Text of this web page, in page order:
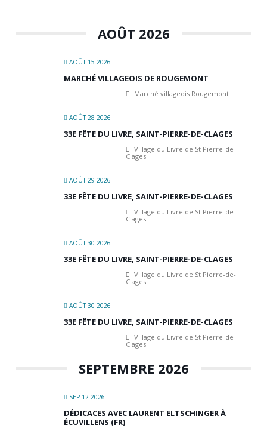
AOÛT 2026
AOÛT 15 2026
MARCHÉ VILLAGEOIS DE ROUGEMONT
Marché villageois Rougemont
AOÛT 28 2026
33E FÊTE DU LIVRE, SAINT-PIERRE-DE-CLAGES
Village du Livre de St Pierre-de-
Clages
AOÛT 29 2026
33E FÊTE DU LIVRE, SAINT-PIERRE-DE-CLAGES
Village du Livre de St Pierre-de-
Clages
AOÛT 30 2026
33E FÊTE DU LIVRE, SAINT-PIERRE-DE-CLAGES
Village du Livre de St Pierre-de-
Clages
AOÛT 30 2026
33E FÊTE DU LIVRE, SAINT-PIERRE-DE-CLAGES
Village du Livre de St Pierre-de-
Clages
SEPTEMBRE 2026
SEP 12 2026
DÉDICACES AVEC LAURENT ELTSCHINGER À
ÉCUVILLENS (FR)